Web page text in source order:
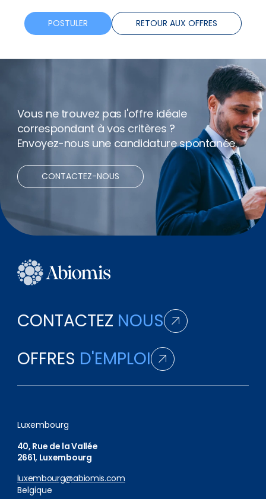
Telephone
Horaires flexibles
Bonus
Net expenses
POSTULER RETOUR AUX OFFRES
Vous ne trouvez pas l'offre idéale
correspondant à vos critères ?
Envoyez-nous une candidature spontanée.
CONTACTEZ-NOUS
CONTACTEZ NOUS
OFFRES D'EMPLOI
Luxembourg
40, Rue de la Vallée
2661, Luxembourg
luxembourg@abiomis.com
Belgique